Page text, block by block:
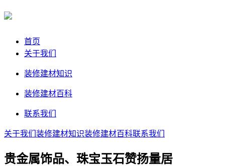
首页
关于我们
装修建材知识
装修建材百科
联系我们
关于我们 装修建材知识装修建材百科联系我们
贵金属饰品、珠宝玉石赞扬量居